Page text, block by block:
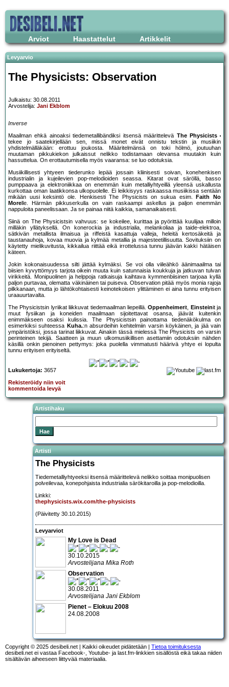
Arviot Haastattelut Artikkelit
Levyarvio
The Physicists: Observation
Julkaistu: 30.08.2011
Arvostelija: Jani Ekblom
Inverse
Maailman ehkä ainoaksi tiedemetallibändiksi itsensä määrittelevä The Physicists
tekee jo saatekirjellään sen, missä monet eivät onnistu tekstin ja musiikin
yhdistelmälläkään: erottuu joukosta. Määritelmänsä on toki hölmö, joutuuhan
muutaman pikkukiekon julkaissut nelikko todistamaan olevansa muutakin kuin
hassuttelua. On erottautumisella myös vaaransa: se luo odotuksia.
Musiikillisesti yhtyeen tiederunko lepää jossain kliinisesti soivan, konehenkisen
industrialin ja kujeilevien pop-melodioiden seassa. Kitarat ovat säröllä, basso
pumppaava ja elektroniikkaa on enemmän kuin metalliyhtyeillä yleensä uskallusta
kurkottaa oman laatikkonsa ulkopuolelle. Ei leikkisyys raskaassa musiikissa sentään
mikään uusi keksintö ole. Henkisesti The Physicists on sukua esim.
Faith No
More lle. Härmän pikkuserkulla on vain raskaampi askellus ja paljon enemmän
nappuloita paneelissaan. Ja se painaa niitä kaikkia, samanaikaisesti.
Siinä on The Physicistsin vahvuus: se kokeilee, kurittaa ja pyörittää kuulijaa milloin
milläkin yllätyksellä. On konerockia ja industrialia, melankoliaa ja taide-elektroa,
sätkivän metallista ilmaisua ja riffeistä kasattuja valleja, heleitä kertosäkeitä ja
taustanauhoja, kovaa muovia ja kylmää metallia ja majesteetillisuutta. Sovituksiin on
käytetty mielikuvitusta, kikkailua riittää eikä irrottelussa tunnu jäävän kakki hätäisen
käteen.
Jokin kokonaisuudessa silti jättää kylmäksi. Se voi olla viileähkö äänimaailma tai
biisien kyvyttömyys tarjota oikein muuta kuin satunnaisia koukkuja ja jatkuvan tulvan
virikkeitä. Monipuolinen ja helppoja ratkaisuja kaihtava kymmenbiisinen tarjoaa kyllä
paljon purtavaa, olematta väkinäinen tai puiseva. Observation pitää myös monia rajoja
pilkkanaan, mutta jo lähtökohtaisesti keinotekoisen ylittäminen ei aina tunnu erityisen
uraauurtavalta.
The Physicistsin lyriikat liikkuvat tiedemaailman liepeillä.Oppenheimerit, Einsteinit ja
muut fysiikan ja koneiden maailmaan sijoitettavat osansa, jäävät kuitenkin
enimmäkseen osaksi kulissia. The Physicistsin painottama tiedenäkökulma on
esimerkiksi suhteessa Kuha.:n absurdeihin kehitelmiin varsin köykäinen, ja jää vain
ympäristöksi, jossa tarinat liikkuvat. Ainakin tässä mielessä The Physicists on varsin
perinteinen tekijä. Saatteen ja muun ulkomusiikillisen asettamiin odotuksiin nähden
käsillä onkin pienoinen pettymys: joka puolella vimmatusti häärivä yhtye ei lopulta
tunnu erityisen erityiseltä.
Lukukertoja: 3657
Rekisteröidy niin voit
kommentoida levyä
Artistihaku
Artisti
The Physicists
Tiedemetalliyhtyeeksi itsensä määrittelevä nelikko soittaa monipuolisen
polveilevaa, konepohjaista industrialia särökitaroilla ja pop-melodioilla.
Linkki:
thephysicists.wix.com/the-physicists
(Päivitetty 30.10.2015)
Levyarviot
My Love is Dead
30.10.2015
Arvostelijana Mika Roth
Observation
30.08.2011
Arvostelijana Jani Ekblom
Pienet – Elokuu 2008
24.08.2008
Copyright © 2025 desibeli.net | Kaikki oikeudet pidätetään | Tietoa toimituksesta
desibeli.net ei vastaa Facebook-, Youtube- ja last.fm-linkkien sisällöstä eikä takaa niiden
sisältävän aiheeseen liittyvää materiaalia.